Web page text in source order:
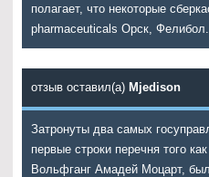
полагает, что некоторые
pharmaceuticals Орск, Фелибол.
отзыв оставил(а) Mjedison
Затронуты два самых
первые строки перечня того
Вольфганг Амадей Моцарт,